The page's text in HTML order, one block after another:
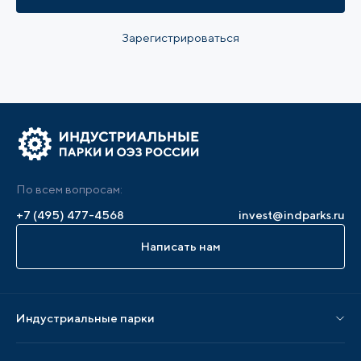
Зарегистрироваться
По всем вопросам:
+7 (495) 477-4568
invest@indparks.ru
Написать нам
Индустриальные парки